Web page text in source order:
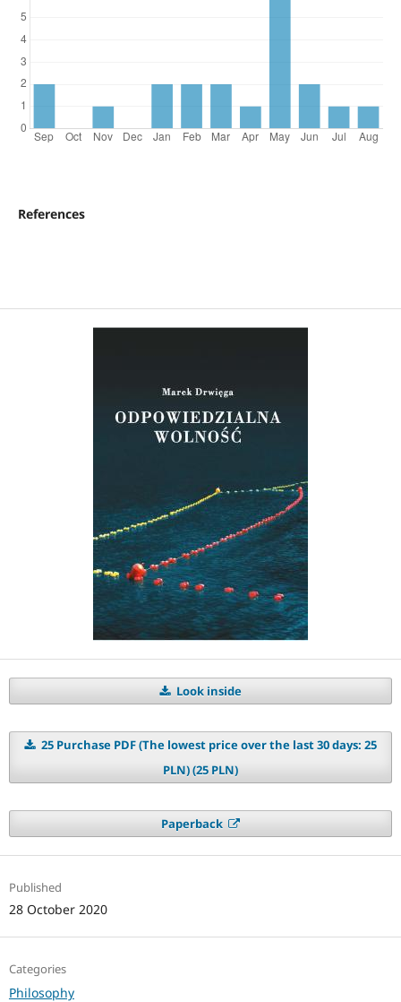
References
Look inside
25 Purchase PDF (The lowest price over the last 30 days: 25
PLN) (25 PLN)
Paperback
Published
28 October 2020
Categories
Philosophy